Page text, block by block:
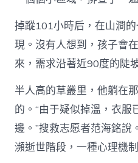
掉蹤101小時后，在山澗
現。沒有人想到，孩子會
來，需求沿著近90度的陡
半人高的草叢里，他躺在
的。“由于疑似掉溫，衣
邊。”搜救志愿者范海銘說
瀕逝世階段，一種心理機